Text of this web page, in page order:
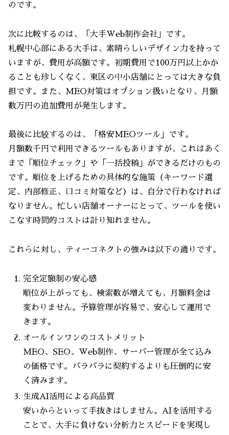
のです。
次に比較するのは、「大手Web制作会社」です。
札幌中心部にある大手は、素晴らしいデザイン力を持って
いますが、費用が高額です。初期費用で100万円以上かか
ることも珍しくなく、東区の中小店舗にとっては大きな負
担です。また、MEO対策はオプション扱いとなり、月額
数万円の追加費用が発生します。
最後に比较するのは、「格安MEOツール」です。
月額数千円で利用できるツールもありますが、これはあく
まで「順位チェック」や「一括投稿」ができるだけのもの
です。順位を上げるための具体的な施策（キーワード選
定、内部修正、口コミ対策など）は、自分で行わなければ
なりません。忙しい店舗オーナーにとって、ツールを使い
こなす時間的コストは計り知れません。
これらに対し、ティーコネクトの強みは以下の通りです。
完全定額制の安心感
順位が上がっても、検索数が増えても、月額料金は
変わりません。予算管理が容易で、安心して運用で
きます。
オールインワンのコストメリット
MEO、SEO、Web制作、サーバー管理が全て込み
の価格です。バラバラに契約するよりも圧倒的に安
く済みます。
生成AI活用による高品質
安いからといって手抜きはしません。AIを活用する
ことで、大手に負けない分析力とスピードを実現し